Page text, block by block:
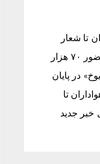
تا شعار
«عیبی یوخ» در پایان بازی از حضور ۷۰ هزار
در پایان
هواداران تا
خبر جدید